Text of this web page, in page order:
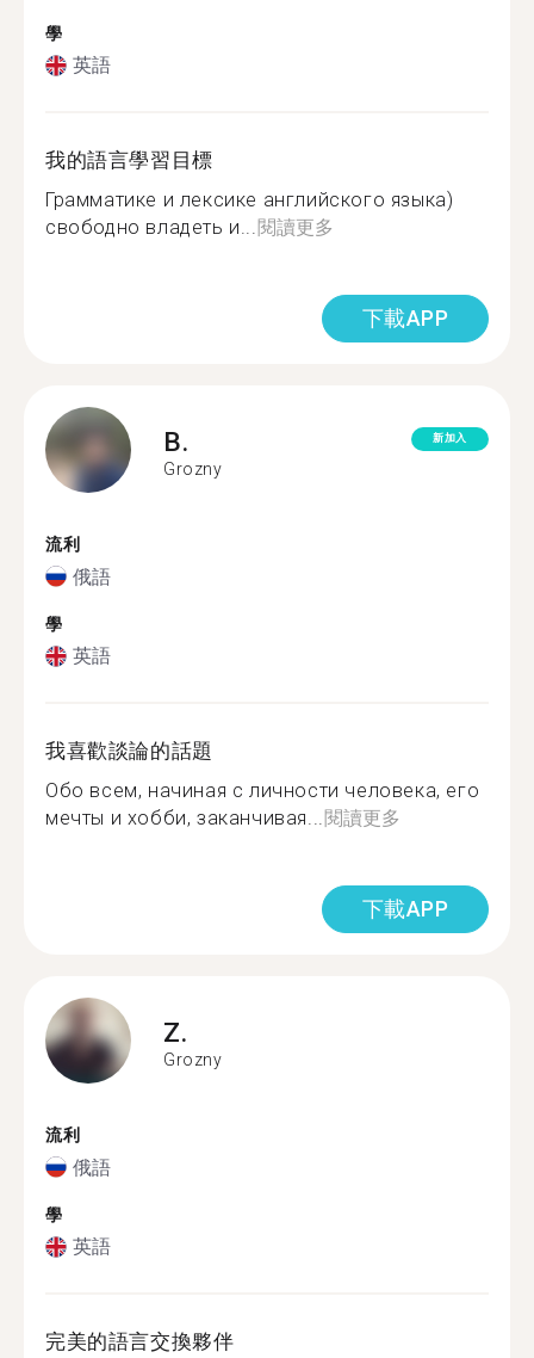
學
英語
我的語言學習目標
Грамматике и лексике английского языка)
свободно владеть и...閱讀更多
下載APP
B.
Grozny
新加入
流利
俄語
學
英語
我喜歡談論的話題
Обо всем, начиная с личности человека, его
мечты и хобби, заканчивая...閱讀更多
下載APP
Z.
Grozny
流利
俄語
學
英語
完美的語言交換夥伴